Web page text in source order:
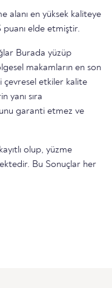
alanı en yüksek kaliteye
puanı elde etmiştir.
Burada yüzüp
makamların en son
çevresel etkiler kalite
yanı sıra
garanti etmez ve
olup, yüzme
Bu Sonuçlar her